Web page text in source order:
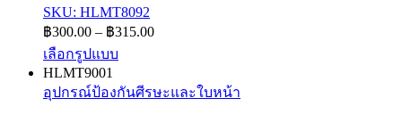
SKU: HLMT8092
฿300.00 – ฿315.00Price
฿315.00
เลือกรูปแบบ
This
product
has
HLMT9001
อุปกรณ์ป้องกันศีรษะและใบหน้า